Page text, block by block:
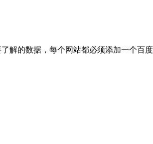
的数据，每个网站都必须添加一个百